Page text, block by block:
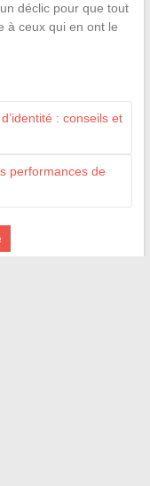
déclic pour que tout
à ceux qui en ont le
: conseils et
performances de